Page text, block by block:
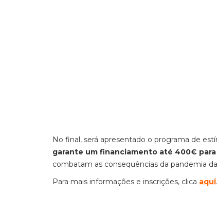
No final, será apresentado o programa de
garante um financiamento até 400€
combatam as consequências da pandemia
Para mais informações e inscrições, clica aqui.